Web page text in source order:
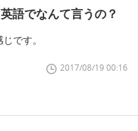
語でなんて言うの？
です。
2017/08/19 00:16